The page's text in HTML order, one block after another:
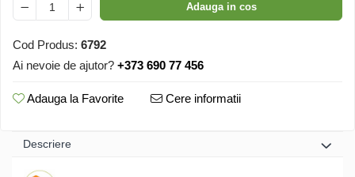
Adauga in cos
Cod Produs: 6792
Ai nevoie de ajutor? +373 690 77 456
Adauga la Favorite Cere informatii
Descriere